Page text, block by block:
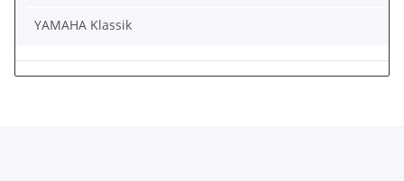
YAMAHA Klassik